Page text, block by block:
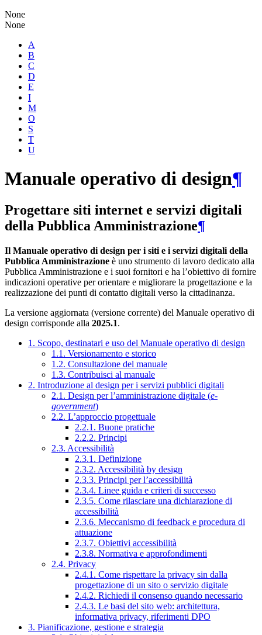
None
None
A
B
C
D
E
I
M
O
S
T
U
Manuale operativo di design¶
Progettare siti internet e servizi digitali
della Pubblica Amministrazione¶
Il Manuale operativo di design per i siti e i servizi digitali della
Pubblica Amministrazione è uno strumento di lavoro dedicato alla
Pubblica Amministrazione e i suoi fornitori e ha l’obiettivo di fornire
indicazioni operative per orientare e migliorare la progettazione e la
realizzazione dei punti di contatto digitali verso la cittadinanza.
La versione aggiornata (versione corrente) del Manuale operativo di
design corrisponde alla 2025.1.
1. Scopo, destinatari e uso del Manuale operativo di design
1.1. Versionamento e storico
1.2. Consultazione del manuale
1.3. Contribuisci al manuale
2. Introduzione al design per i servizi pubblici digitali
2.1. Design per l’amministrazione digitale (e-
government)
2.2. L’approccio progettuale
2.2.1. Buone pratiche
2.2.2. Principi
2.3. Accessibilità
2.3.1. Definizione
2.3.2. Accessibilità by design
2.3.3. Principi per l’accessibilità
2.3.4. Linee guida e criteri di successo
2.3.5. Come rilasciare una dichiarazione di
accessibilità
2.3.6. Meccanismo di feedback e procedura di
attuazione
2.3.7. Obiettivi accessibilità
2.3.8. Normativa e approfondimenti
2.4. Privacy
2.4.1. Come rispettare la privacy sin dalla
progettazione di un sito o servizio digitale
2.4.2. Richiedi il consenso quando necessario
2.4.3. Le basi del sito web: architettura,
informativa privacy, riferimenti DPO
3. Pianificazione, gestione e strategia